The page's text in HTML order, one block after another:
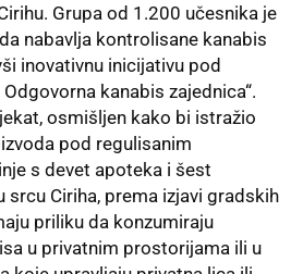
. Grupa od 1.200 učesnika je
nabavlja kontrolisane kanabis
inovativnu inicijativu pod
kanabis zajednica“.
osmišljen kako bi istražio
pod regulisanim
s devet apoteka i šest
srcu Ciriha, prema izjavi gradskih
priliku da konzumiraju
u privatnim prostorijama ili u